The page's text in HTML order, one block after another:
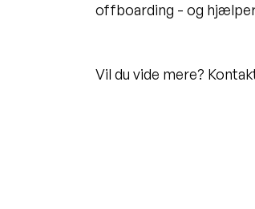
offboarding - og
Vil du vide mere?